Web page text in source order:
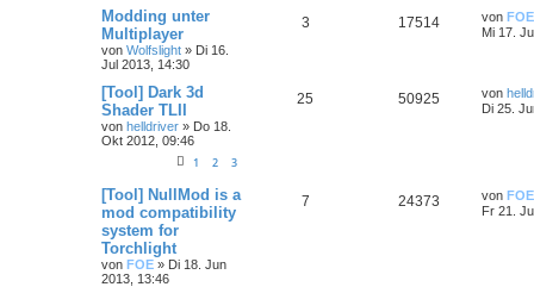
Modding unter
Multiplayer
von Wolfslight » Di 16.
Jul 2013, 14:30
3 17514 von FOE
Mi 17.
[Tool] Dark 3d
Shader TLII
von helldriver » Do 18.
Okt 2012, 09:46
1 2 3
25 50925 von
Di 25.
[Tool] NullMod is a
mod compatibility
system for
Torchlight
von FOE » Di 18. Jun
2013, 13:46
7 24373 von FOE
Fr 21.